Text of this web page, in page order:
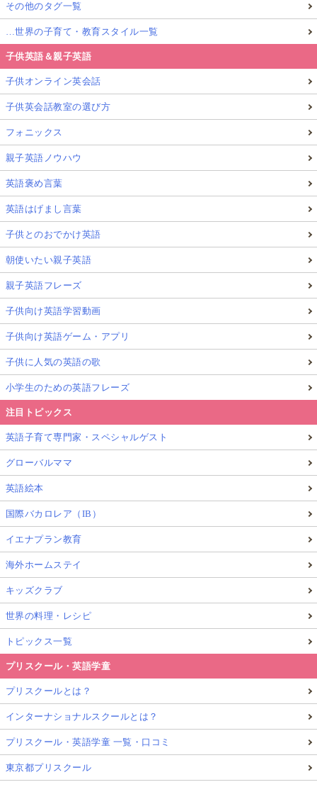
その他のタグ一覧
…世界の子育て・教育スタイル一覧
子供英語＆親子英語
子供オンライン英会話
子供英会話教室の選び方
フォニックス
親子英語ノウハウ
英語褒め言葉
英語はげまし言葉
子供とのおでかけ英語
朝使いたい親子英語
親子英語フレーズ
子供向け英語学習動画
子供向け英語ゲーム・アプリ
子供に人気の英語の歌
小学生のための英語フレーズ
注目トピックス
英語子育て専門家・スペシャルゲスト
グローバルママ
英語絵本
国際バカロレア（IB）
イエナプラン教育
海外ホームステイ
キッズクラブ
世界の料理・レシピ
トピックス一覧
プリスクール・英語学童
プリスクールとは？
インターナショナルスクールとは？
プリスクール・英語学童 一覧・口コミ
東京都プリスクール